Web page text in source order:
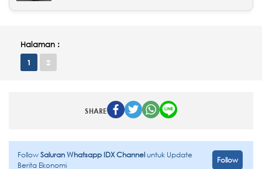
Halaman :
1 2
SHARE
FollowSaluran Whatsapp IDX Channeluntuk Update
Berita Ekonomi
Follow